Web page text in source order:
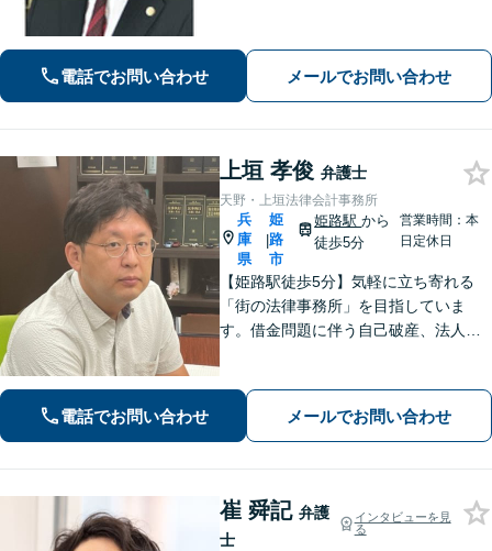
く、依頼者が有利な条件で解決できる
対処法をご提案します。【初回相談無
電話でお問い合わせ メールでお問い合わせ
上垣 孝俊 弁護士
天野・上垣法律会計事務所
兵
庫
県
|
姫
路
市
姫路駅から
徒歩5分
営業時間：本
日定休日
【姫路駅徒歩5分】気軽に立ち寄れる
「街の法律事務所」を目指していま
す。借金問題に伴う自己破産、法人破
しっかり耳を傾けサポートいたしま
す。【初回相談無料】【個室対応】
電話でお問い合わせ メールでお問い合わせ
崔 舜記 弁護
士
インタビューを見
る